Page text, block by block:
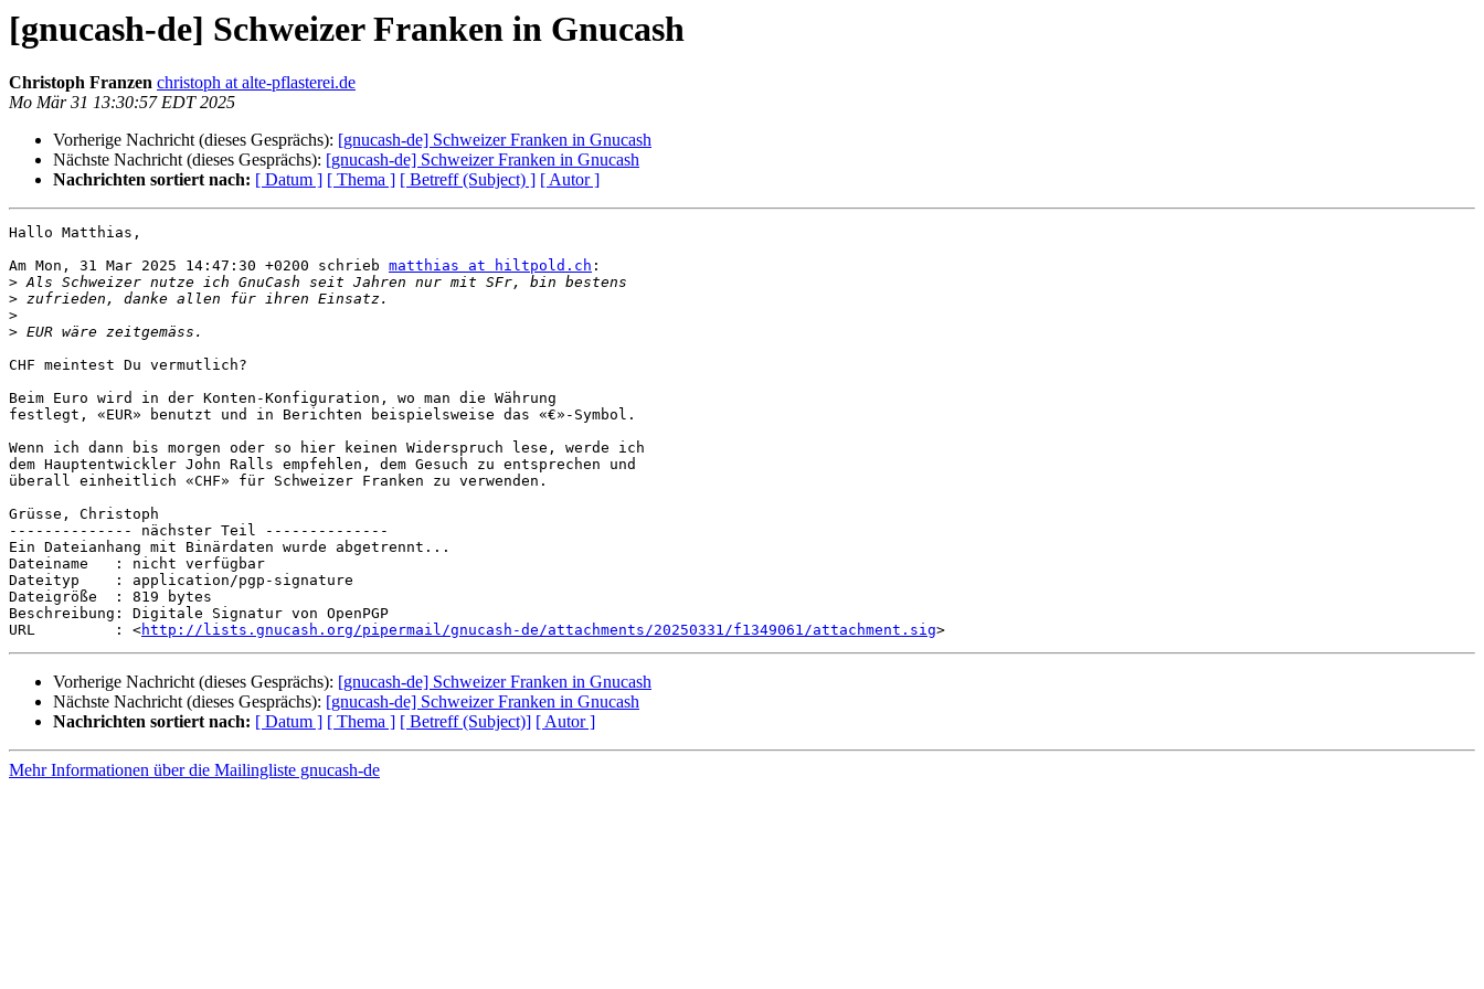
[gnucash-de] Schweizer Franken in Gnucash
Christoph Franzen christoph at alte-pflasterei.de
Mo Mär 31 13:30:57 EDT 2025
Vorherige Nachricht (dieses Gesprächs): [gnucash-de] Schweizer Franken in Gnucash
Nächste Nachricht (dieses Gesprächs): [gnucash-de] Schweizer Franken in Gnucash
Nachrichten sortiert nach: [ Datum ] [ Thema ] [ Betreff (Subject) ] [ Autor ]
Hallo Matthias,
Am Mon, 31 Mar 2025 14:47:30 +0200 schrieb matthias at hiltpold.ch :
>
>
>
>
CHF meintest Du vermutlich?
Beim Euro wird in der Konten-Konfiguration, wo man die Währung
festlegt, «EUR» benutzt und in Berichten beispielsweise das «€»-Symbol.
Wenn ich dann bis morgen oder so hier keinen Widerspruch lese, werde ich
dem Hauptentwickler John Ralls empfehlen, dem Gesuch zu entsprechen und
überall einheitlich «CHF» für Schweizer Franken zu verwenden.
Grüsse, Christoph
-------------- nächster Teil --------------
Ein Dateianhang mit Binärdaten wurde abgetrennt...
Dateiname   : nicht verfügbar
Dateityp    : application/pgp-signature
Dateigröße  : 819 bytes
Beschreibung: Digitale Signatur von OpenPGP
URL         : <http://lists.gnucash.org/pipermail/gnucash-de/attachments/20250331/f1349061/attachment.sig
Vorherige Nachricht (dieses Gesprächs): [gnucash-de] Schweizer Franken in Gnucash
Nächste Nachricht (dieses Gesprächs): [gnucash-de] Schweizer Franken in Gnucash
Nachrichten sortiert nach: [ Datum ] [ Thema ] [ Betreff (Subject)] [ Autor ]
Mehr Informationen über die Mailingliste gnucash-de